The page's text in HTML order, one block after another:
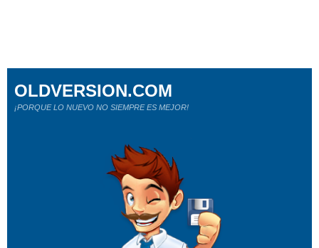
OLDVERSION.COM
¡PORQUE LO NUEVO NO SIEMPRE ES MEJOR!